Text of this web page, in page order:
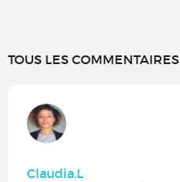
TOUS LES COMMENTAIRES
Claudia.L